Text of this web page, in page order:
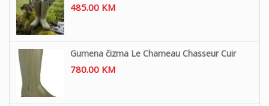
485.00 KM
Gumena čizma Le Chameau Chasseur Cuir
780.00 KM